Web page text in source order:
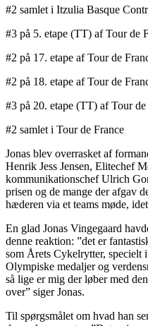
#2 samlet i Itzulia Basque
#3 på 5. etape (TT) af Tour de
#2 på 17. etape af Tour de
#2 på 18. etape af Tour de
#3 på 20. etape (TT) af Tour de
#2 samlet i Tour de France
Jonas blev overrasket af
Henrik Jess Jensen, Elitechef
kommunikationschef Ulrich
prisen og de mange der afgav
hæderen via et teams møde,
En glad Jonas Vingegaard
denne reaktion: ”det er
som Årets Cykelrytter, specielt
Olympiske medaljer og
så lige er mig der løber med
over” siger Jonas.
Til spørgsmålet om hvad han